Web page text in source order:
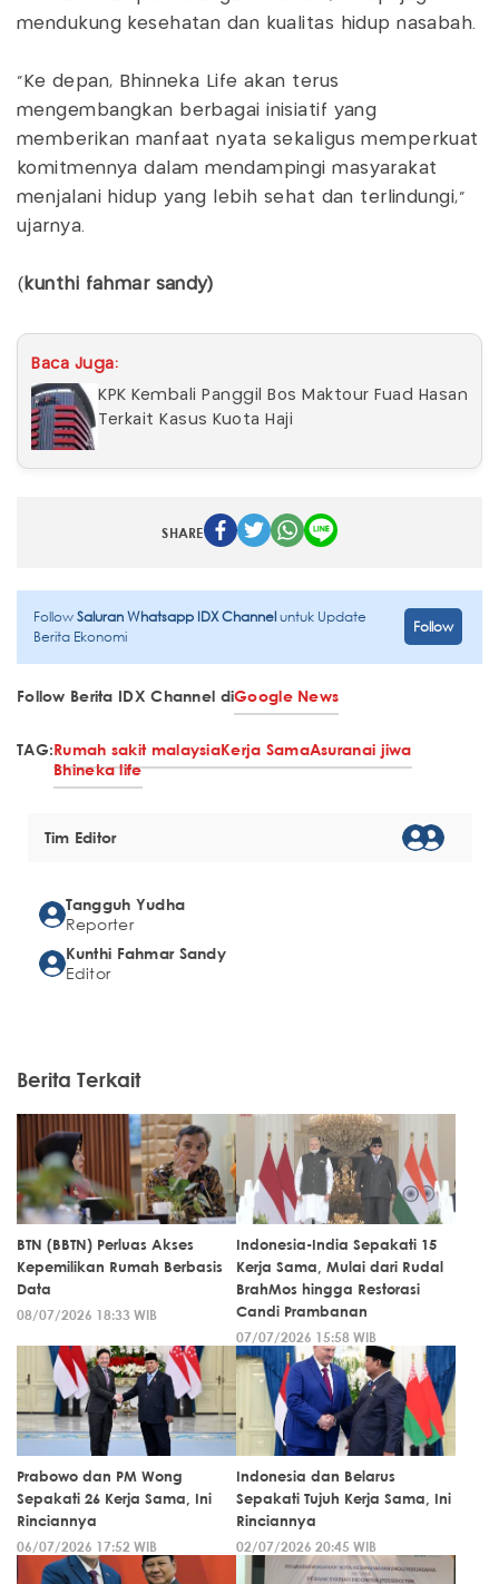
mendukung kesehatan dan kualitas hidup nasabah.
"Ke depan, Bhinneka Life akan terus
mengembangkan berbagai inisiatif yang
memberikan manfaat nyata sekaligus memperkuat
komitmennya dalam mendampingi masyarakat
menjalani hidup yang lebih sehat dan terlindungi,"
ujarnya.
( kunthi fahmar sandy)
Baca Juga:
KPK Kembali Panggil Bos Maktour Fuad Hasan
Terkait Kasus Kuota Haji
SHARE
FollowSaluran Whatsapp IDX Channeluntuk Update
Berita Ekonomi
Follow
Follow Berita IDX Channel diGoogle News
TAG:Rumah sakit malaysiaKerja SamaAsuranai jiwa
Bhineka life
Tim Editor
Tangguh Yudha
Reporter
Kunthi Fahmar Sandy
Editor
Berita Terkait
BTN (BBTN) Perluas Akses
Kepemilikan Rumah Berbasis
Data
08/07/2026 18:33 WIB
Indonesia-India Sepakati 15
Kerja Sama, Mulai dari Rudal
BrahMos hingga Restorasi
Candi Prambanan
07/07/2026 15:58 WIB
Prabowo dan PM Wong
Sepakati 26 Kerja Sama, Ini
Rinciannya
06/07/2026 17:52 WIB
Indonesia dan Belarus
Sepakati Tujuh Kerja Sama, Ini
Rinciannya
02/07/2026 20:45 WIB